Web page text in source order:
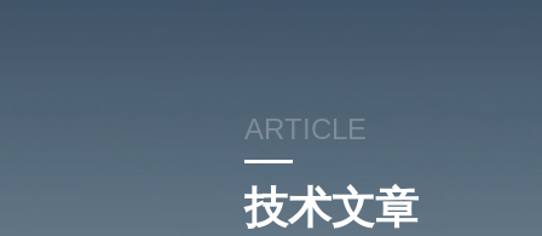
ARTICLE
技术文章